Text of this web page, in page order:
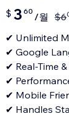
$ 3 60 /월 $6
✔ Unlimited
✔ Google
✔ Real-Time
✔
✔ Mobile
✔ Handles